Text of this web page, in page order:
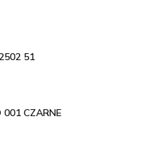
51
001 CZARNE